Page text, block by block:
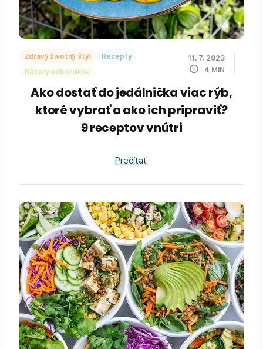
Zdravý životný štýl
Recepty
Názory odborníkov
11. 7. 2023
4 MIN
Ako dostať do jedálnička viac rýb,
ktoré vybrať a ako ich pripraviť?
9 receptov vnútri
Prečítať